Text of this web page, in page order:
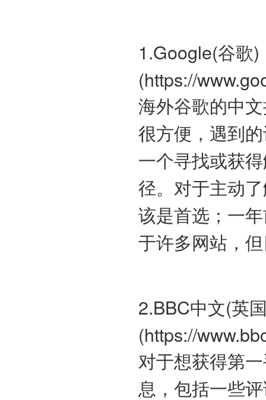
1.Google(谷歌)
(https://
海外谷歌的中
很方便，遇到
一个寻找或获
径。对于主动
该是首选；一
于许多网站，
2.BBC中文(英
(https://
对于想获得第
息，包括一些